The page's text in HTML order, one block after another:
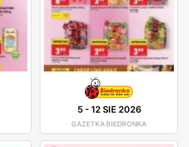
5-12 SIE 2026
GAZETKA BIEDRONKA